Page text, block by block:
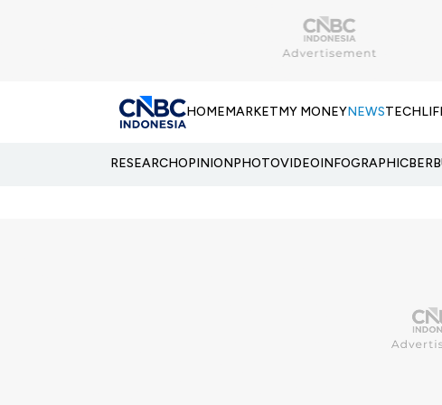
HOMEMARKETMY MONEYNEWSTECH
RESEARCHOPINIONPHOTOVIDEOINFOGRAPHIC